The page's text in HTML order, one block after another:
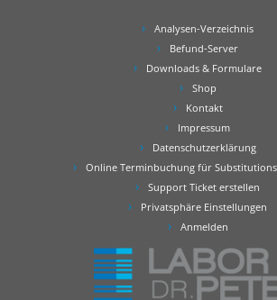
Analysen-Verzeichnis
Befund-Server
Downloads & Formulare
Shop
Kontakt
Impressum
Datenschutzerklärung
Online Terminbuchung für
Support Ticket erstellen
Privatsphäre Einstellungen
Anmelden